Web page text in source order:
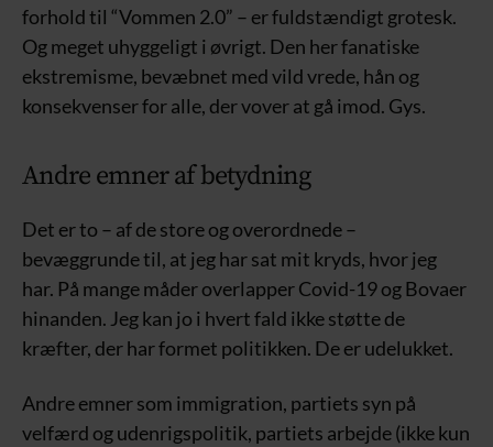
forhold til “Vommen 2.0” – er fuldstændigt grotesk.
Og meget uhyggeligt i øvrigt. Den her fanatiske
ekstremisme, bevæbnet med vild vrede, hån og
konsekvenser for alle, der vover at gå imod. Gys.
Andre emner af betydning
Det er to – af de store og overordnede –
bevæggrunde til, at jeg har sat mit kryds, hvor jeg
har. På mange måder overlapper Covid-19 og Bovaer
hinanden. Jeg kan jo i hvert fald ikke støtte de
kræfter, der har formet politikken. De er udelukket.
Andre emner som immigration, partiets syn på
velfærd og udenrigspolitik, partiets arbejde (ikke kun